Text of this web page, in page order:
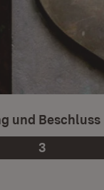
Phase
3
:
und Beschluss